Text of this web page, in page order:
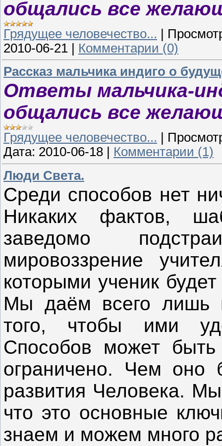
общались все
Грядущее человечество... |
2010-06-21 | Комментарии (0)
Рассказ мальчика индиго о
Ответы мальчика-
общались все
Грядущее человечество...
Дата: 2010-06-18
Комментарии (1)
Люди Света.
Среди способов нет
Никаких фактов,
заведомо
мировоззрение
которыми ученик
Мы даём всего лишь
того, чтобы ими
Способов может
ограничено. Чем
развития Человека.
что это основные
знаем и можем много